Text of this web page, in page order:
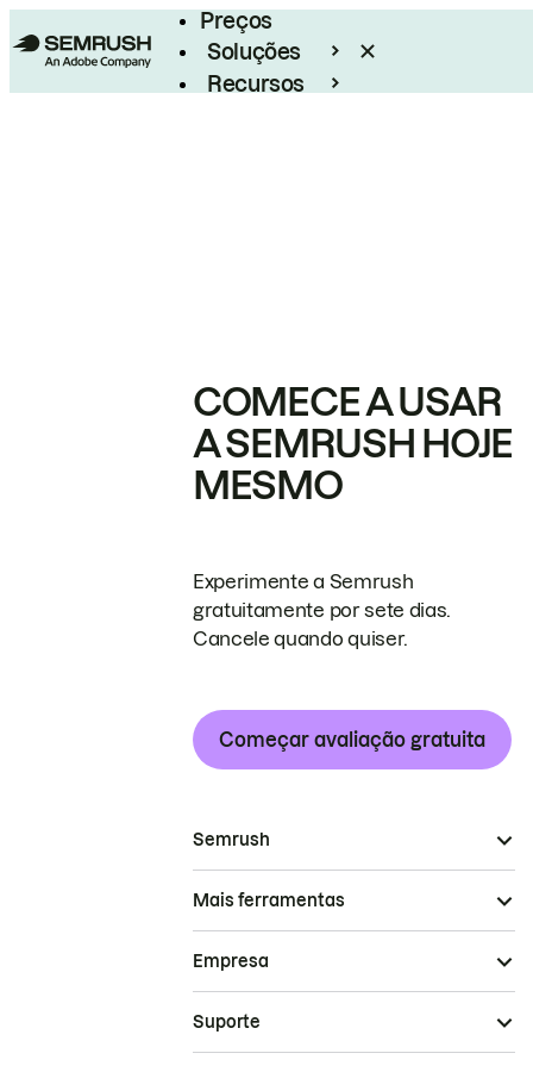
Preços
Soluções
Recursos
COMECE A USAR
A SEMRUSH HOJE
MESMO
Experimente a Semrush
gratuitamente por sete dias.
Cancele quando quiser.
Começar avaliação gratuita
Semrush
Mais ferramentas
Empresa
Suporte